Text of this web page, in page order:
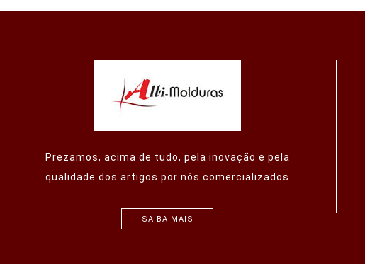
Prezamos, acima de tudo, pela inovação e pela
qualidade dos artigos por nós comercializados
SAIBA MAIS